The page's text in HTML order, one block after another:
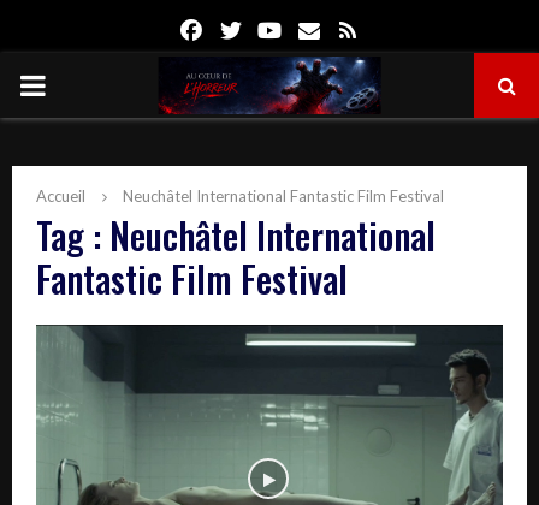
FacebookTwitterYoutube
Email
PRIMARY
Accueil Neuchâtel International Fantastic Film Festival
Tag : Neuchâtel International
Fantastic Film Festival